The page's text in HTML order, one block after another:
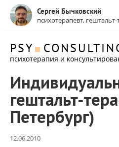
PSY
психотерапия и
Сергей Бычковский
психотерапевт, гештальт-
гештальт-
Петербург)
12.06.2010